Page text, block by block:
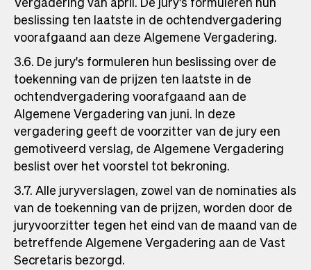
beslissing ten laatste in de ochtendvergadering
voorafgaand aan deze Algemene Vergadering.
3.6. De jury's formuleren hun beslissing over de
toekenning van de prijzen ten laatste in de
ochtendvergadering voorafgaand aan de
Algemene Vergadering van juni. In deze
vergadering geeft de voorzitter van de jury een
gemotiveerd verslag, de Algemene Vergadering
beslist over het voorstel tot bekroning.
3.7. Alle juryverslagen, zowel van de nominaties als
van de toekenning van de prijzen, worden door de
juryvoorzitter tegen het eind van de maand van de
betreffende Algemene Vergadering aan de Vast
Secretaris bezorgd.